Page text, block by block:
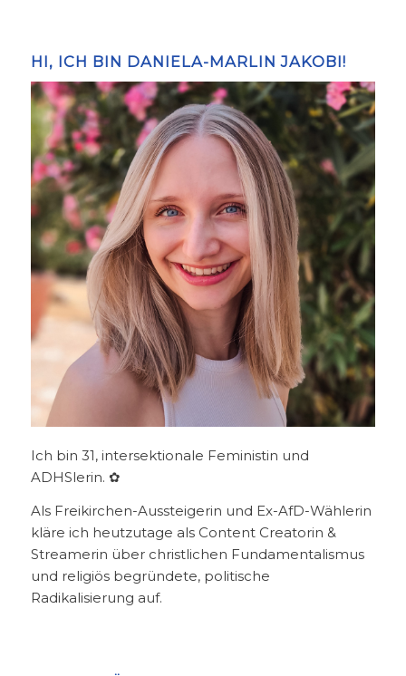
HI, ICH BIN DANIELA-MARLIN JAKOBI!
Ich bin 31, intersektionale Feministin und
ADHSlerin. ✿
Als Freikirchen-Aussteigerin und Ex-AfD-Wählerin
kläre ich heutzutage als Content Creatorin &
Streamerin über christlichen Fundamentalismus
und religiös begründete, politische
Radikalisierung auf.